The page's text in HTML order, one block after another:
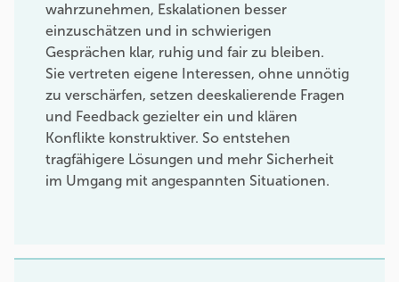
wahrzunehmen, Eskalationen besser
einzuschätzen und in schwierigen
Gesprächen klar, ruhig und fair zu bleiben.
Sie vertreten eigene Interessen, ohne unnötig
zu verschärfen, setzen deeskalierende Fragen
und Feedback gezielter ein und klären
Konflikte konstruktiver. So entstehen
tragfähigere Lösungen und mehr Sicherheit
im Umgang mit angespannten Situationen.